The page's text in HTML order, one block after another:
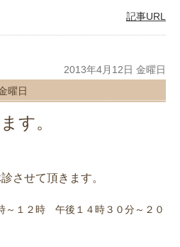
記事URL
2013年4月12日 金曜日
曜日
す。
させて頂きます。
～１２時 午後１４時３０分～２０